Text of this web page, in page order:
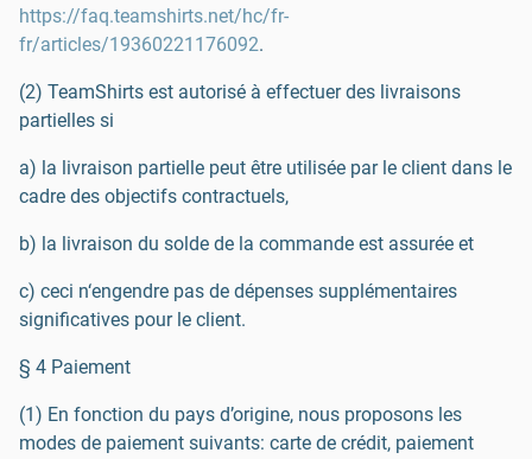
https://faq.teamshirts.net/hc/fr-
fr/articles/19360221176092.
(2) TeamShirts est autorisé à effectuer des livraisons
partielles si
a) la livraison partielle peut être utilisée par le client dans le
cadre des objectifs contractuels,
b) la livraison du solde de la commande est assurée et
c) ceci n‘engendre pas de dépenses supplémentaires
significatives pour le client.
§ 4 Paiement
(1) En fonction du pays d’origine, nous proposons les
modes de paiement suivants: carte de crédit, paiement